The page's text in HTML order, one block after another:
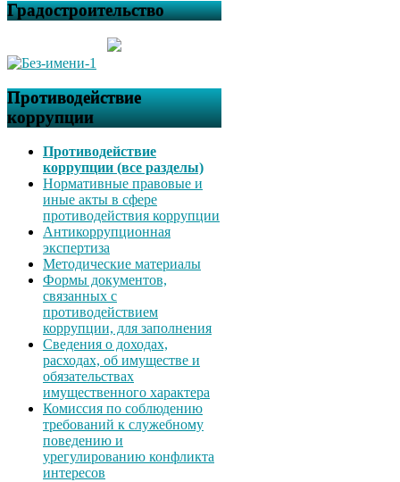
Градостроительство
Противодействие
коррупции
Противодействие
коррупции (все разделы)
Нормативные правовые и
иные акты в сфере
противодействия коррупции
Антикоррупционная
экспертиза
Методические материалы
Формы документов,
связанных с
противодействием
коррупции, для заполнения
Сведения о доходах,
расходах, об имуществе и
обязательствах
имущественного характера
Комиссия по соблюдению
требований к служебному
поведению и
урегулированию конфликта
интересов